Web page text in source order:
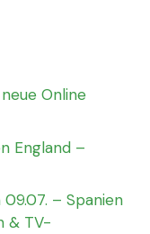
Online
England –
– Spanien
& TV-